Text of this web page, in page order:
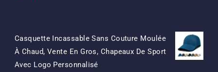
Casquette Incassable Sans Couture Moulée
À Chaud, Vente En Gros, Chapeaux De Sport
Avec Logo PersonnaliséLe
Le